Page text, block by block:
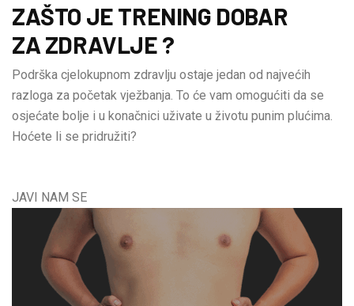
ZAŠTO JE TRENING DOBAR
ZA ZDRAVLJE ?
Podrška cjelokupnom zdravlju ostaje jedan od najvećih
razloga za početak vježbanja. To će vam omogućiti da se
osjećate bolje i u konačnici uživate u životu punim plućima.
Hoćete li se pridružiti?
JAVI NAM SE